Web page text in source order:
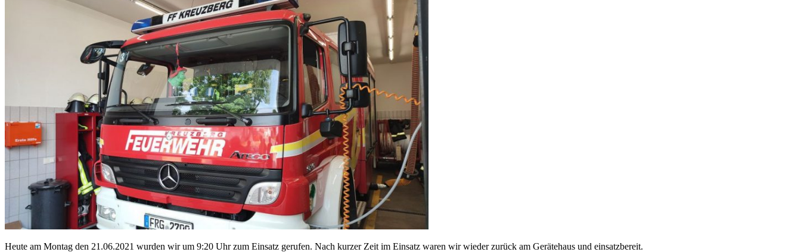
Heute am Montag den 21.06.2021 wurden wir um 9:20 Uhr zum Einsatz gerufen. Nach kurzer Zeit im Einsatz waren wir wieder zurück am Gerätehaus und einsatzbereit.